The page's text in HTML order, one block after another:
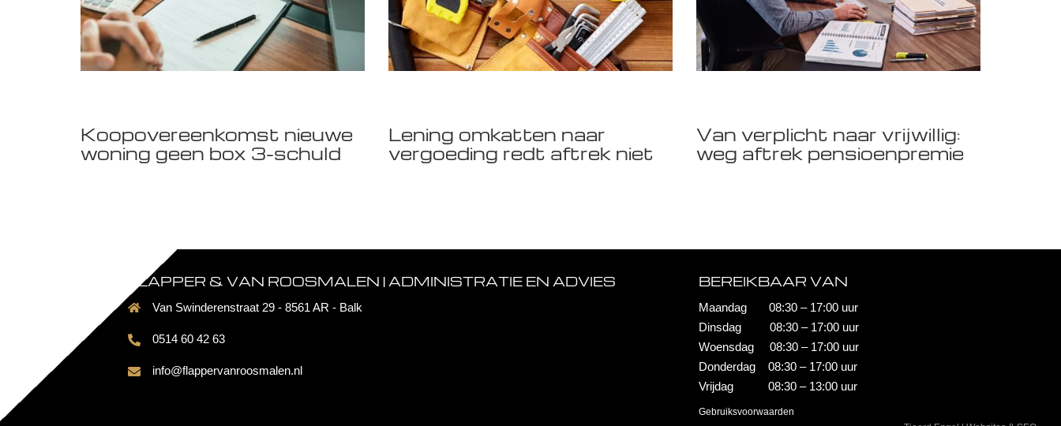
Koopovereenkomst nieuwe
woning geen box 3-schuld
Lening omkatten naar
vergoeding redt aftrek niet
Van verplicht naar vrijwillig:
weg aftrek pensioenpremie
FLAPPER & VAN ROOSMALEN | ADMINISTRATIE EN ADVIES
Van Swinderenstraat 29 - 8561 AR - Balk
0514 60 42 63
info@flappervanroosmalen.nl
BEREIKBAAR VAN
Maandag 08:30 – 17:00 uur
Dinsdag 08:30 – 17:00 uur
Woensdag 08:30 – 17:00 uur
Donderdag 08:30 – 17:00 uur
Vrijdag 08:30 – 13:00 uur
Gebruiksvoorwaarden